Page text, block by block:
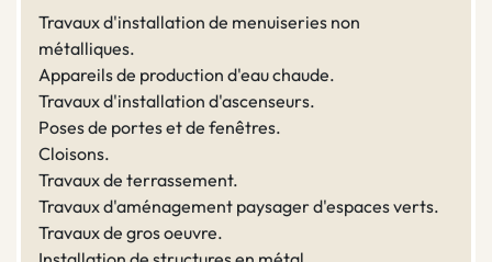
Travaux d'installation de menuiseries non
métalliques.
Appareils de production d'eau chaude.
Travaux d'installation d'ascenseurs.
Poses de portes et de fenêtres.
Cloisons.
Travaux de terrassement.
Travaux d'aménagement paysager d'espaces verts.
Travaux de gros oeuvre.